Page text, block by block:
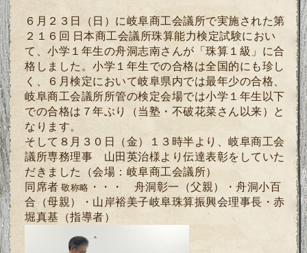
６月２３日（日）に岐阜商工会議所で実施された第
２１６回 日本商工会議所珠算能力検定試験におい
て、小学１年生の舟洞志南さんが「珠算１級」に合
格しました。小学１年生での合格は全国的にも珍し
く、６月検定において岐阜県内では最年少の合格、
岐阜商工会議所所管の検定会場では小学１年生以下
での合格は７年ぶり（当塾・不破花菜さん以来）と
なります。
そして８月３０日（金）１３時半より、岐阜商工会
議所専務理事 山田英治様より伝達表彰をしていた
だきました（会場：岐阜商工会議所）
同席者敬称略 ・・・ 舟洞彰一（父親）・舟洞小百
合（母親）・山岸裕美子岐阜珠算振興会理事長・赤
堀真基（指導者）